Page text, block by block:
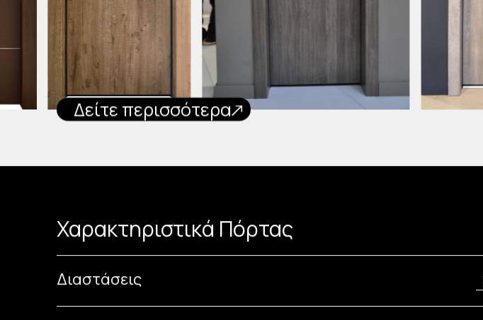
Δείτε περισσότερα
Χαρακτηριστικά Πόρτας
Διαστάσεις